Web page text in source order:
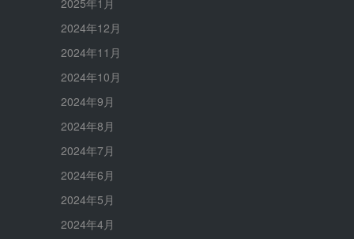
2024年12月
2024年11月
2024年10月
2024年9月
2024年8月
2024年7月
2024年6月
2024年5月
2024年4月